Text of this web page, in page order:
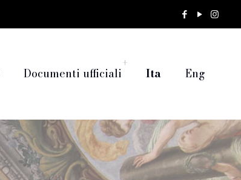
Documenti ufficiali Ita Eng